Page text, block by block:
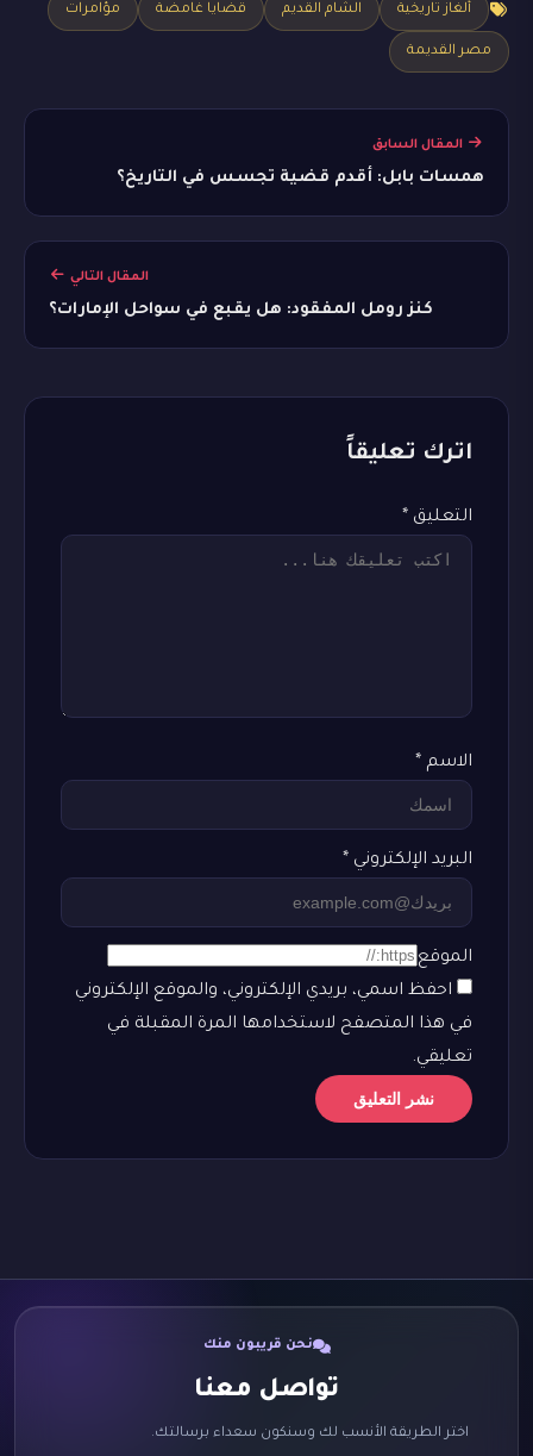
ألغاز تاريخية الشام القديم قضايا غامضة مؤامرات
مصر القديمة
المقال السابق
همسات بابل: أقدم قضية تجسس في التاريخ؟
المقال التالي
كنز رومل المفقود: هل يقبع في سواحل الإمارات؟
اترك تعليقاً
التعليق *
الاسم *
البريد الإلكتروني *
الموقع
احفظ اسمي، بريدي الإلكتروني، والموقع الإلكتروني
في هذا المتصفح لاستخدامها المرة المقبلة في
تعليقي.
نحن قريبون منك
تواصل معنا
اختر الطريقة الأنسب لك وسنكون سعداء برسالتك.